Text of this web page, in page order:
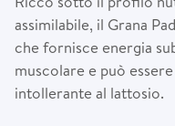
assimilabile, il Grana
che fornisce energia
muscolare e può
intollerante al lattosio.